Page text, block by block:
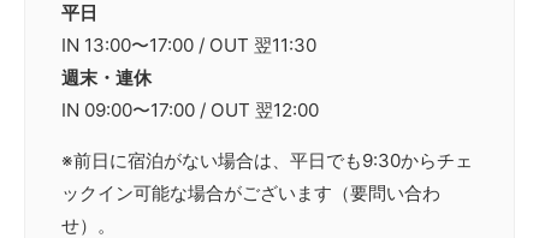
平日
IN 13:00〜17:00 / OUT 翌11:30
週末・連休
IN 09:00〜17:00 / OUT 翌12:00
※前日に宿泊がない場合は、平日でも9:30からチェ
ックイン可能な場合がございます（要問い合わ
せ）。